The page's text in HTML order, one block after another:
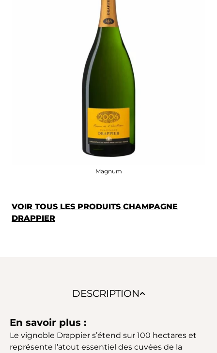
Magnum
VOIR TOUS LES PRODUITS CHAMPAGNE
DRAPPIER
DESCRIPTION
En savoir plus :
Le vignoble Drappier s’étend sur 100 hectares et
représente l’atout essentiel des cuvées de la